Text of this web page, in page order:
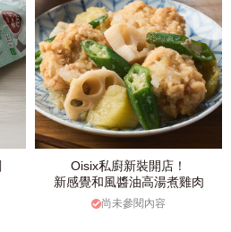
Oisix私廚新裝開店！
新感覺和風醬油高湯煮雞肉
尚未參閱內容